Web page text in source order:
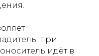
при
идёт в